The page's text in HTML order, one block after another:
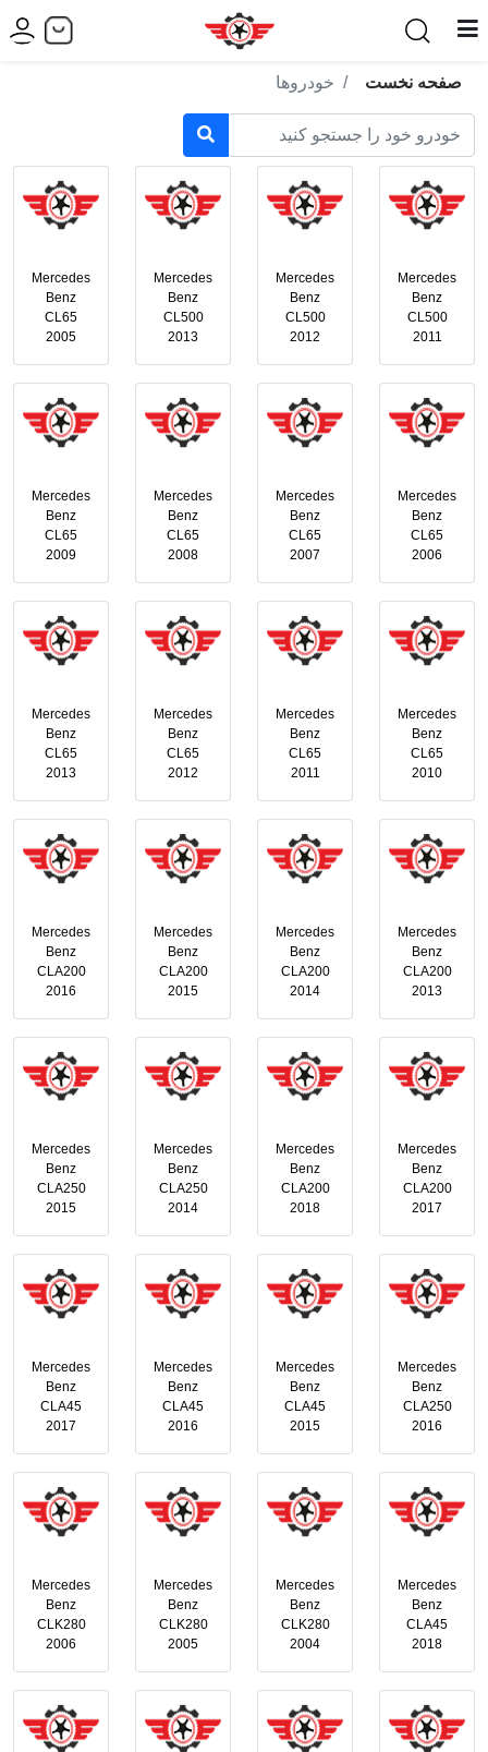
صفحه نخست خودروها
Mercedes
Benz
CL500
2011
Mercedes
Benz
CL500
2012
Mercedes
Benz
CL500
2013
Mercedes
Benz
CL65
2005
Mercedes
Benz
CL65
2006
Mercedes
Benz
CL65
2007
Mercedes
Benz
CL65
2008
Mercedes
Benz
CL65
2009
Mercedes
Benz
CL65
2010
Mercedes
Benz
CL65
2011
Mercedes
Benz
CL65
2012
Mercedes
Benz
CL65
2013
Mercedes
Benz
CLA200
2013
Mercedes
Benz
CLA200
2014
Mercedes
Benz
CLA200
2015
Mercedes
Benz
CLA200
2016
Mercedes
Benz
CLA200
2017
Mercedes
Benz
CLA200
2018
Mercedes
Benz
CLA250
2014
Mercedes
Benz
CLA250
2015
Mercedes
Benz
CLA250
2016
Mercedes
Benz
CLA45
2015
Mercedes
Benz
CLA45
2016
Mercedes
Benz
CLA45
2017
Mercedes
Benz
CLA45
2018
Mercedes
Benz
CLK280
2004
Mercedes
Benz
CLK280
2005
Mercedes
Benz
CLK280
2006